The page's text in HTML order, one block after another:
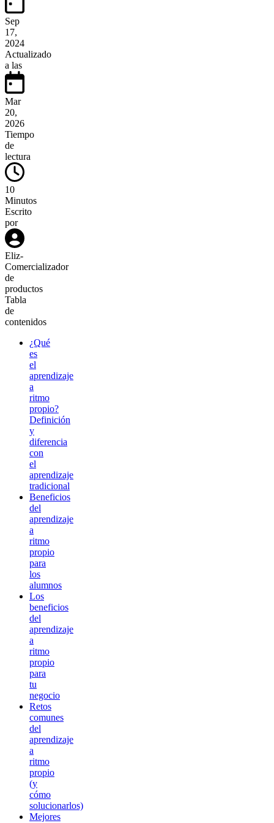
Sep
17,
2024
Actualizado
a las
Mar
20,
2026
Tiempo
de
lectura
10
Minutos
Escrito
por
Eliz-
Comercializador
de
productos
Tabla
de
contenidos
¿Qué
es
el
aprendizaje
a
ritmo
propio?
Definición
y
diferencia
con
el
aprendizaje
tradicional
Beneficios
del
aprendizaje
a
ritmo
propio
para
los
alumnos
Los
beneficios
del
aprendizaje
a
ritmo
propio
para
tu
negocio
Retos
comunes
del
aprendizaje
a
ritmo
propio
(y
cómo
solucionarlos)
Mejores